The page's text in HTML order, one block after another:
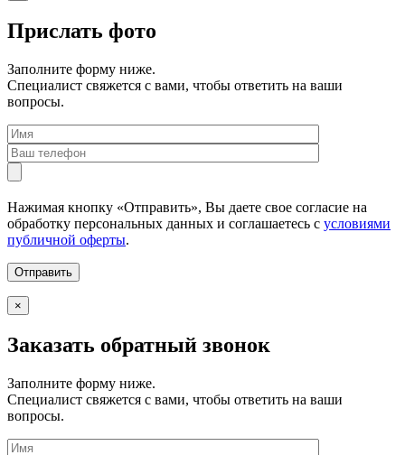
Прислать фото
Заполните форму ниже.
Специалист свяжется с вами, чтобы ответить на ваши
вопросы.
Нажимая кнопку «Отправить», Вы даете свое согласие на
обработку персональных данных и соглашаетесь с условиями
публичной оферты.
×
Заказать обратный звонок
Заполните форму ниже.
Специалист свяжется с вами, чтобы ответить на ваши
вопросы.